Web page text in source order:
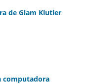
de Glam Klutier
computadora